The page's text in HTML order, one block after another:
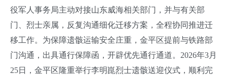
役军人事务局主动对接山东威海相关部门，并与有关部
门、烈士亲属，反复沟通细化迁移方案，全程协同推进迁
移工作。为保障遗骸运输安全庄重，金平区提前与铁路部
门沟通，出具通行保障函，开辟优先通行通道。2026年3月
25日，金平区隆重举行李明崑烈士遗骸送迎仪式，顺利完